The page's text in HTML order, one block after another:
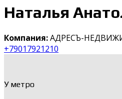
Наталья
Компания:АДРЕСЪ-
+79017921210
У метро